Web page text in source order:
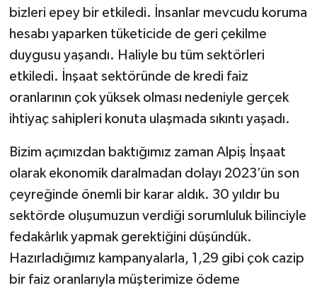
bizleri epey bir etkiledi. İnsanlar mevcudu koruma
hesabı yaparken tüketicide de geri çekilme
duygusu yaşandı. Haliyle bu tüm sektörleri
etkiledi. İnşaat sektöründe de kredi faiz
oranlarının çok yüksek olması nedeniyle gerçek
ihtiyaç sahipleri konuta ulaşmada sıkıntı yaşadı.
Bizim açımızdan baktığımız zaman Alpiş İnşaat
olarak ekonomik daralmadan dolayı 2023’ün son
çeyreğinde önemli bir karar aldık. 30 yıldır bu
sektörde oluşumuzun verdiği sorumluluk bilinciyle
fedakârlık yapmak gerektiğini düşündük.
Hazırladığımız kampanyalarla, 1,29 gibi çok cazip
bir faiz oranlarıyla müşterimize ödeme